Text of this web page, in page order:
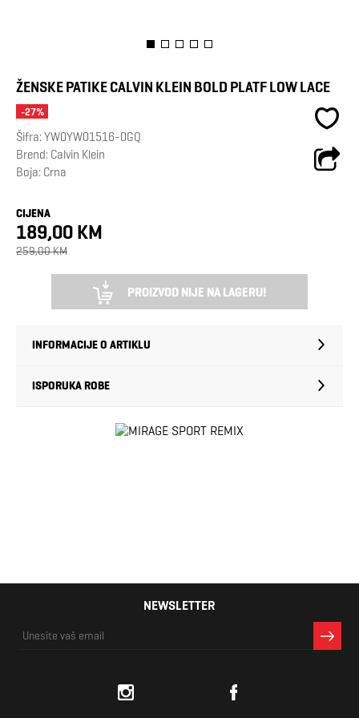
ŽENSKE PATIKE CALVIN KLEIN BOLD PLATF LOW LACE
-27%
Šifra:YW0YW01516-0GQ
Brend: Calvin Klein
Boja: Crna
CIJENA
189,00 KM
259,00 KM
PROIZVOD NIJE NA LAGERU!
INFORMACIJE O ARTIKLU
ISPORUKA ROBE
NEWSLETTER